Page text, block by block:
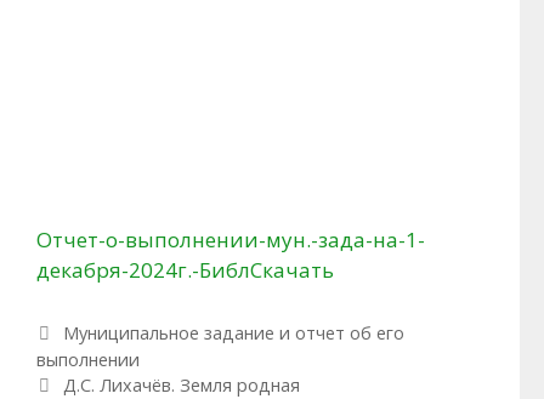
Отчет-о-выполнении-мун.-зада-на-1-
декабря-2024г.-БиблСкачать
Рубрики
Муниципальное задание и отчет об его
выполнении
Навигация по записям
Д.С. Лихачёв. Земля родная